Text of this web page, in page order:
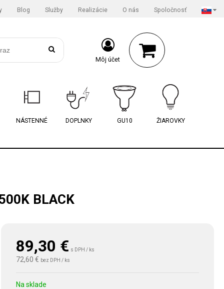
Blog Služby Realizácie O nás Spoločnosť
Môj účet
NÁSTENNÉ DOPLNKY GU10 ŽIAROVKY
BLACK
89,30 € s DPH / ks
72,60 € bez DPH / ks
Na sklade